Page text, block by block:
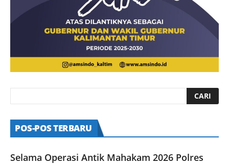
POS-POS TERBARU
Selama Operasi Antik Mahakam 2026 Polres